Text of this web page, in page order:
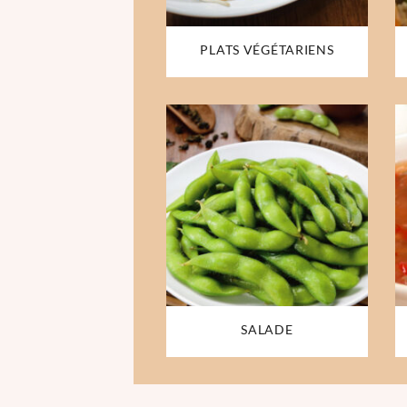
PLATS VÉGÉTARIENS
SALADE